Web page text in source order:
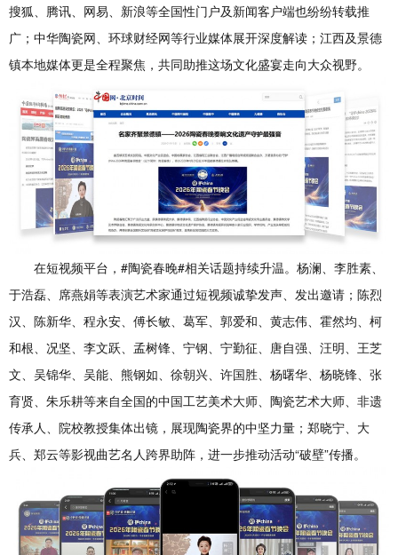
搜狐、腾讯、网易、新浪等全国性门户及新闻客户端也纷纷转载推
广；中华陶瓷网、环球财经网等行业媒体展开深度解读；江西及景德
镇本地媒体更是全程聚焦，共同助推这场文化盛宴走向大众视野。
在短视频平台，#陶瓷春晚#相关话题持续升温。杨澜、李胜素、
于浩磊、席燕娟等表演艺术家通过短视频诚挚发声、发出邀请；陈烈
汉、陈新华、程永安、傅长敏、葛军、郭爱和、黄志伟、霍然均、柯
和根、况坚、李文跃、孟树锋、宁钢、宁勤征、唐自强、汪明、王芝
文、吴锦华、吴能、熊钢如、徐朝兴、许国胜、杨曙华、杨晓锋、张
育贤、朱乐耕等来自全国的中国工艺美术大师、陶瓷艺术大师、非遗
传承人、院校教授集体出镜，展现陶瓷界的中坚力量；郑晓宁、大
兵、郑云等影视曲艺名人跨界助阵，进一步推动活动“破壁”传播。